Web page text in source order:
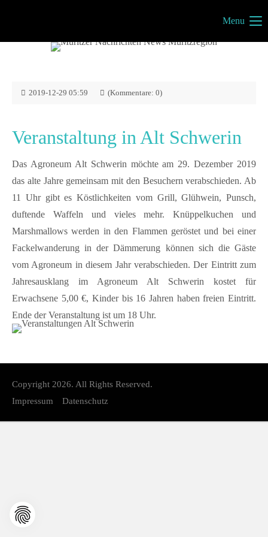
Kontakt
info@mueritzportal.de
Info´s
FAQ
Müritzer-Stellenmarkt
Menu
2019-12-29 05:59 (Kommentare: 0)
Veranstaltung in Alt Schwerin
Das Agroneum Alt Schwerin möchte am 29. Dezember 2019
das alte Jahre gemeinsam mit den Besuchern verabschieden. Ab
11 Uhr gibt es Köstlichkeiten vom Grill, Glühwein, Punsch,
duftende Waffeln und vieles mehr. Knüppelkuchen und
Marshmallows werden in den Flammen geröstet und bei einer
Fackelwanderung in der Dämmerung können sich die Gäste
vom Agroneum in diesem Jahr verabschieden. Der Eintritt zum
Jahresausklang im Agroneum Alt Schwerin kostet für
Erwachsene 5,00 €, Kinder bis 16 Jahren haben freien Eintritt.
Ende der Veranstaltung ist um 18 Uhr.
Copyright 2026. All Rights Reserved.
Impressum
Datenschutz